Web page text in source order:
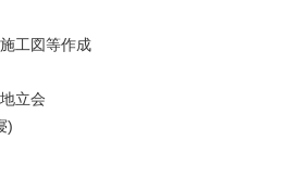
工図等作成
立会
)